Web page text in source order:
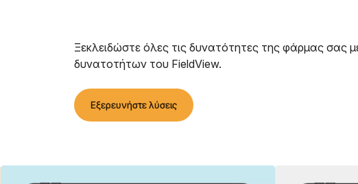
Ξεκλειδώστε όλες τις δυνατότητες της φάρμας σας
δυνατοτήτων του FieldView.
Εξερευνήστε λύσεις